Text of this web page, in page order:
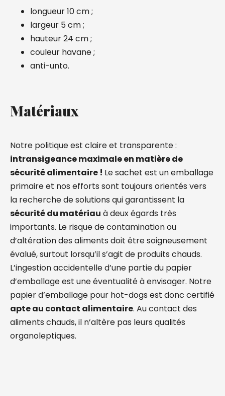
longueur 10 cm ;
largeur 5 cm ;
hauteur 24 cm ;
couleur havane ;
anti-unto.
Matériaux
Notre politique est claire et transparente :
intransigeance maximale en matière de
sécurité alimentaire ! Le sachet est un emballage
primaire et nos efforts sont toujours orientés vers
la recherche de solutions qui garantissent la
sécurité du matériau à deux égards très
importants. Le risque de contamination ou
d’altération des aliments doit être soigneusement
évalué, surtout lorsqu’il s’agit de produits chauds.
L’ingestion accidentelle d’une partie du papier
d’emballage est une éventualité à envisager. Notre
papier d’emballage pour hot-dogs est donc certifié
apte au contact alimentaire. Au contact des
aliments chauds, il n’altère pas leurs qualités
organoleptiques.